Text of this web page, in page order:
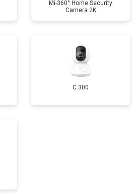
Mi-360° Home Security
Camera 2K
C 300